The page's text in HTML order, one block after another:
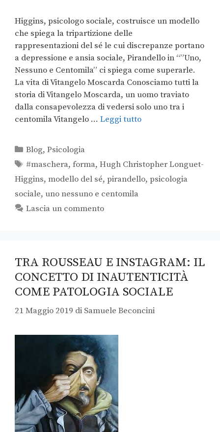
Higgins, psicologo sociale, costruisce un modello
che spiega la tripartizione delle
rappresentazioni del sé le cui discrepanze portano
a depressione e ansia sociale, Pirandello in “”Uno,
Nessuno e Centomila” ci spiega come superarle.
La vita di Vitangelo Moscarda Conosciamo tutti la
storia di Vitangelo Moscarda, un uomo traviato
dalla consapevolezza di vedersi solo uno tra i
centomila Vitangelo … Leggi tutto
Blog,Psicologia
#maschera,forma,Hugh Christopher Longuet-
Higgins, modello del sé, pirandello, psicologia
sociale, uno nessuno e centomila
Lascia un commento
TRA ROUSSEAU E INSTAGRAM: IL
CONCETTO DI INAUTENTICITÀ
COME PATOLOGIA SOCIALE
21 Maggio 2019 di Samuele Beconcini